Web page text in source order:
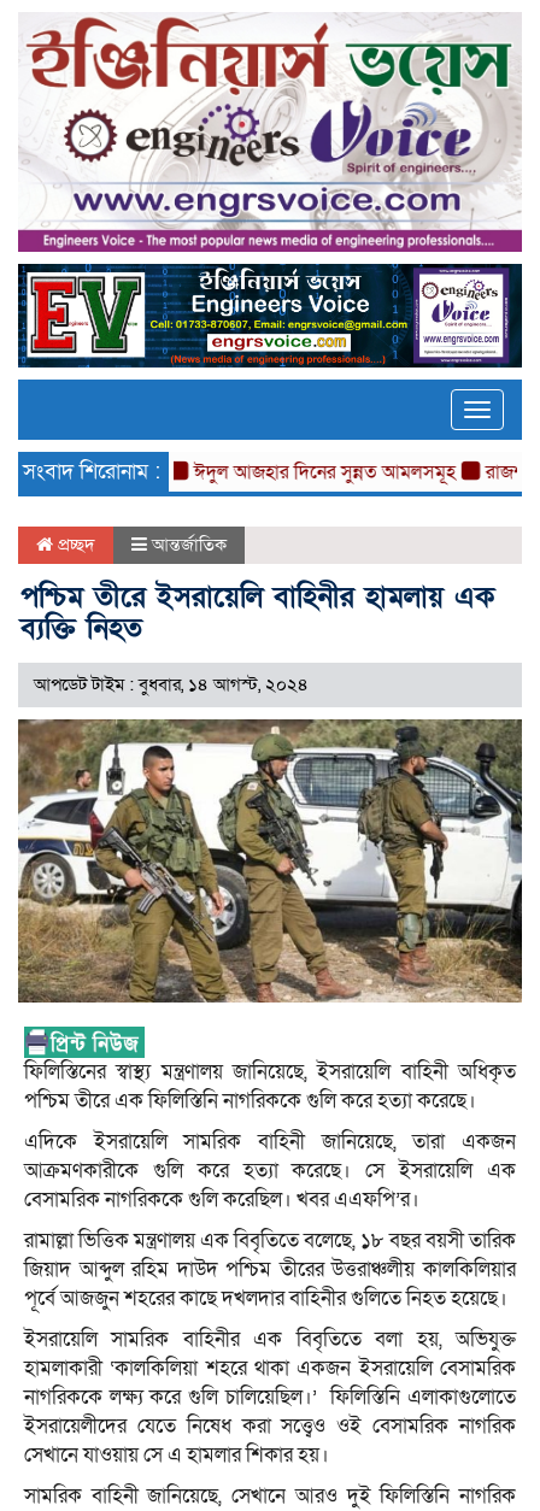
Toggle
সংবাদ শিরোনাম :ঈদুল আজহার দিনের সুন্নত আমলসমূহ রাজশাহীতে
প্রচ্ছদ আন্তর্জাতিক
পশ্চিম তীরে ইসরায়েলি বাহিনীর হামলায় এক
ব্যক্তি নিহত
আপডেট টাইম : বুধবার, ১৪ আগস্ট, ২০২৪
ফিলিস্তিনের স্বাস্থ্য মন্ত্রণালয় জানিয়েছে, ইসরায়েলি বাহিনী অধিকৃত
পশ্চিম তীরে এক ফিলিস্তিনি নাগরিককে গুলি করে হত্যা করেছে।
এদিকে ইসরায়েলি সামরিক বাহিনী জানিয়েছে, তারা একজন
আক্রমণকারীকে গুলি করে হত্যা করেছে। সে ইসরায়েলি এক
বেসামরিক নাগরিককে গুলি করেছিল। খবর এএফপি’র।
রামাল্লা ভিত্তিক মন্ত্রণালয় এক বিবৃতিতে বলেছে, ১৮ বছর বয়সী তারিক
জিয়াদ আব্দুল রহিম দাউদ পশ্চিম তীরের উত্তরাঞ্চলীয় কালকিলিয়ার
পূর্বে আজজুন শহরের কাছে দখলদার বাহিনীর গুলিতে নিহত হয়েছে।
ইসরায়েলি সামরিক বাহিনীর এক বিবৃতিতে বলা হয়, অভিযুক্ত
হামলাকারী ‘কালকিলিয়া শহরে থাকা একজন ইসরায়েলি বেসামরিক
নাগরিককে লক্ষ্য করে গুলি চালিয়েছিল।’ ফিলিস্তিনি এলাকাগুলোতে
ইসরায়েলীদের যেতে নিষেধ করা সত্ত্বেও ওই বেসামরিক নাগরিক
সেখানে যাওয়ায় সে এ হামলার শিকার হয়।
সামরিক বাহিনী জানিয়েছে, সেখানে আরও দুই ফিলিস্তিনি নাগরিক